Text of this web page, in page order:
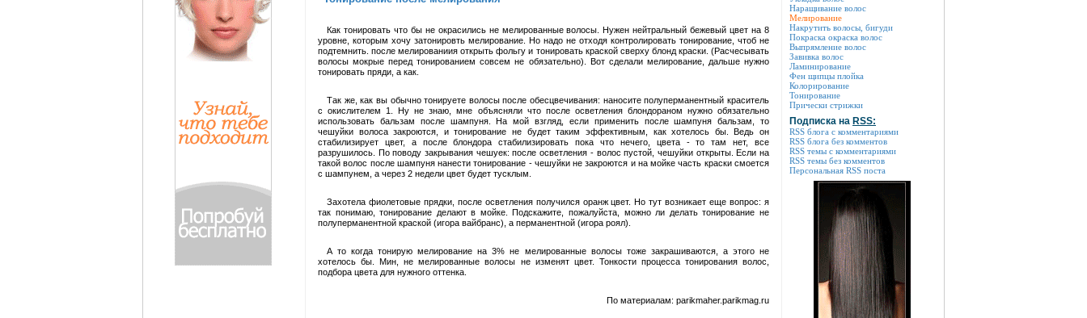
Как тонировать что бы не окрасились не мелированные волосы. Нужен нейтральный бежевый цвет на 8
уровне, которым хочу затонировть мелирование. Но надо не отходя контролировать тонирование, чтоб не
подтемнить. после мелированиия открыть фольгу и тонировать краской сверху блонд краски. (Расчесывать
волосы мокрые перед тонированием совсем не обязательно). Вот сделали мелирование, дальше нужно
тонировать пряди, а как.
Так же, как вы обычно тонируете волосы после обесцвечивания: наносите полуперманентный краситель
с окислителем 1. Ну не знаю, мне объясняли что после осветления блондораном нужно обязательно
использовать бальзам после шампуня. На мой взгляд, если применить после шампуня бальзам, то
чешуйки волоса закроются, и тонирование не будет таким эффективным, как хотелось бы. Ведь он
стабилизирует цвет, а после блондора стабилизировать пока что нечего, цвета - то там нет, все
разрушилось. По поводу закрывания чешуек: после осветления - волос пустой, чешуйки открыты. Если на
такой волос после шампуня нанести тонирование - чешуйки не закроются и на мойке часть краски смоется
с шампунем, а через 2 недели цвет будет тусклым.
Захотела фиолетовые прядки, после осветления получился оранж цвет. Но тут возникает еще вопрос: я
так понимаю, тонирование делают в мойке. Подскажите, пожалуйста, можно ли делать тонирование не
полуперманентной краской (игора вайбранс), а перманентной (игора роял).
А то когда тонирую мелирование на 3% не мелированные волосы тоже закрашиваются, а этого не
хотелось бы. Мин, не мелированные волосы не изменят цвет. Тонкости процесса тонирования волос,
подбора цвета для нужного оттенка.
По материалам: parikmaher.parikmag.ru
Наращивание волос
Мелирование
Накрутить волосы, бигуди
Покраска окраска волос
Выпрямление волос
Завивка волос
Ламинирование
Фен щипцы плойка
Колорирование
Тонирование
Прически стрижки
Подписка на RSS:
RSS блога с комментариями
RSS блога без комментов
RSS темы с комментариями
RSS темы без комментов
Персональная RSS поста